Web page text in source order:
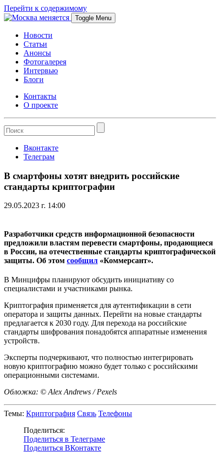
Перейти к содержимому
Toggle Menu
Новости
Статьи
Анонсы
Фотогалерея
Интервью
Блоги
Контакты
О проекте
Вконтакте
Телеграм
В смартфоны хотят внедрить российские
стандарты криптографии
29.05.2023 г. 14:00
Разработчики средств информационной безопасности
предложили властям перевести смартфоны, продающиеся
в России, на отечественные стандарты криптографической
защиты. Об этом сообщил «Коммерсант».
В Минцифры планируют обсудить инициативу со
специалистами и участниками рынка.
Криптография применяется для аутентификации в сети
оператора и защиты данных. Перейти на новые стандарты
предлагается к 2030 году. Для перехода на российские
стандарты шифрования понадобятся аппаратные изменения
устройств.
Эксперты подчеркивают, что полностью интегрировать
новую криптографию можно будет только с российскими
операционными системами.
Обложка: © Alex Andrews / Pexels
Темы: Криптография Связь Телефоны
Поделиться:
Поделиться в Телеграме
Поделиться ВКонтакте